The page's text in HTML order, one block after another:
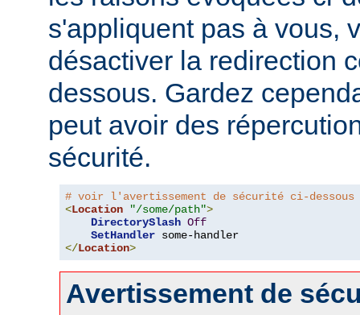
s'appliquent pas à vous,
désactiver la redirection
dessous. Gardez
peut avoir des
sécurité.
# voir l'avertissement de sécurité ci-
<Location "/some/path">
DirectorySlash Off
SetHandler
</Location>
Avertissement de